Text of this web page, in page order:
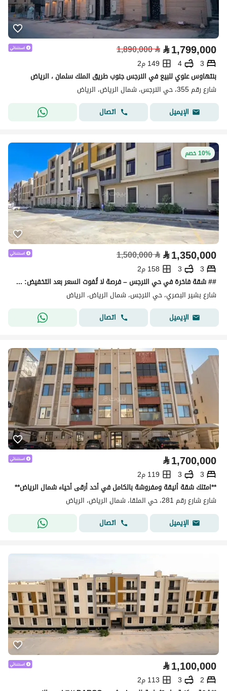
⃁1,799,000
⃁
1,890,000
3
4
149 م2
بنتهاوس علوي للبيع في النرجس جنوب طريق الملك سلمان ، الرياض
شارع رقم 355، حي النرجس، شمال الرياض، الرياض
الإيميل
اتصال
10% خصم
⃁1,350,000
⃁
1,500,000
3
3
158 م2
## شقة فاخرة في حي النرجس – فرصة لا تُفوت السعر بعد التخفيض: 1,350,000 ريال
شارع بشير البصري، حي النرجس، شمال الرياض، الرياض
الإيميل
اتصال
⃁1,700,000
3
3
119 م2
**امتلك شقة أنيقة ومفروشة بالكامل في أحد أرقى أحياء شمال الرياض**
شارع شارع رقم 281، حي الملقا، شمال الرياض، الرياض
الإيميل
اتصال
⃁1,100,000
2
3
113 م2